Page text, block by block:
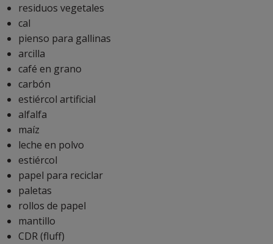
residuos vegetales
cal
pienso para gallinas
arcilla
café en grano
carbón
estiércol artificial
alfalfa
maíz
leche en polvo
estiércol
papel para reciclar
paletas
rollos de papel
mantillo
CDR (fluff)